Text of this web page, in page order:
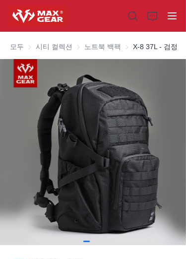
모두 시티 컬렉션 시티 컬렉션
노트북 백팩 노트북 백팩
X-8 37L - 검정
홈
회사 소개
왜 우리를 선택해야 할까요
맞춤 제작